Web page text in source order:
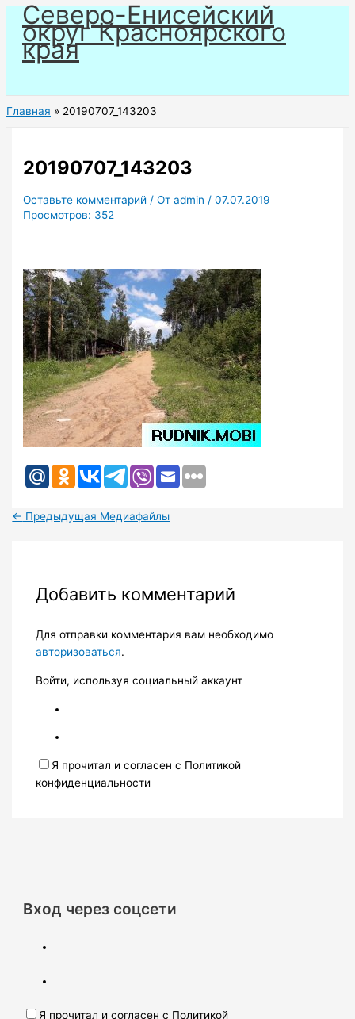
Перейти
содержимому
Северо-Енисейский
округ Красноярского
края
Главная 20190707_143203
20190707_143203
Оставьте комментарий / Отadmin /07.07.2019
Просмотров: 352
← Предыдущая Медиафайлы
Добавить комментарий
Для отправки комментария вам необходимо
авторизоваться.
Войти, используя социальный аккаунт
Я прочитал и согласен с Политикой
конфиденциальности
Вход через соцсети
Я прочитал и согласен с Политикой